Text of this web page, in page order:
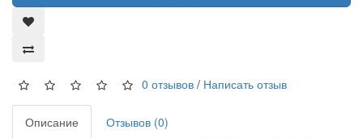
0 отзывов / Написать отзыв
Описание
Отзывов (0)